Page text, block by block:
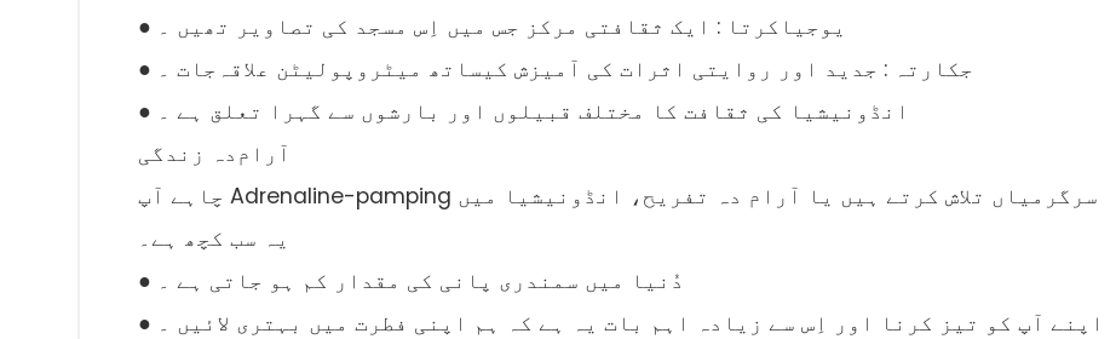
● یوجیاکرتا : ایک ثقافتی مرکز جس میں اِس مسجد کی تصاویر تھیں ۔
● جکارتہ : جدید اور روایتی اثرات کی آمیزش کیساتھ میٹروپولیٹن علاقہ‌جات ۔
● انڈونیشیا کی ثقافت کا مختلف قبیلوں اور بارشوں سے گہرا تعلق ہے ۔
آرام‌دہ زندگی
چاہے آپ Adrenaline-pamping سرگرمیاں تلاش کرتے ہیں یا آرام دہ تفریح، انڈونیشیا میں
یہ سب کچھ ہے۔
● دُنیا میں سمندری پانی کی مقدار کم ہو جاتی ہے ۔
● اپنے آپ کو تیز کرنا اور اِس سے زیادہ اہم بات یہ ہے کہ ہم اپنی فطرت میں بہتری لائیں ۔